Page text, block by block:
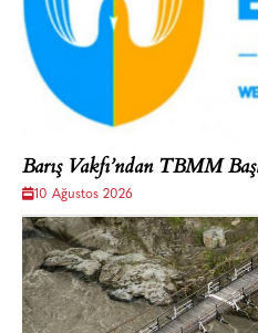
Barış Vakfı’ndan TBMM
10 Ağustos 2026